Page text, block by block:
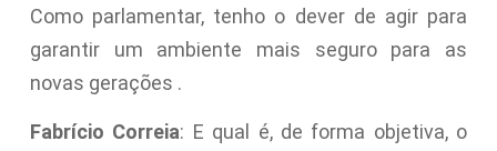
Como parlamentar, tenho o dever de agir para
garantir um ambiente mais seguro para as
novas gerações .
Fabrício Correia: E qual é, de forma objetiva, o